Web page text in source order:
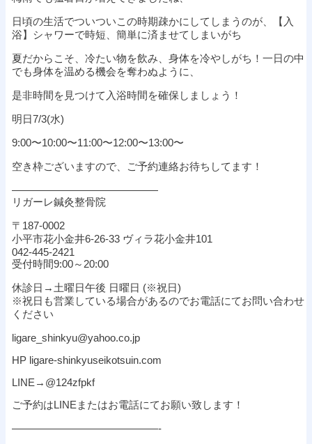
日頃の生活でついついこの時期疎かにしてしまうのが、【入
浴】シャワーで時短、簡単に済ませてしまいがち
夏だからこそ、冷たい物を飲み、身体を冷やしがち！一日の中
でも身体を温める機会を奪わぬように、
是非時間を見つけて入浴時間を確保しましょう！
明日7/3(水)
9:00〜10:00〜11:00〜12:00〜13:00〜
空き枠ございますので、ご予約連絡お待ちしてます！
——————————————
リガーレ鍼灸整骨院
〒187-0002
小平市花小金井6-26-33 ヴィラ花小金井101
042-445-2421
受付時間9:00～20:00
休診日→土曜日午後 日曜日 (※祝日)
※祝日も営業している場合があるのでお電話にてお問い合わせ
ください
ligare_shinkyu@yahoo.co.jp
HP ligare-shinkyuseikotsuin.com
LINE→@124zfpkf
ご予約はLINEまたはお電話にてお願い致します！
——————————————-